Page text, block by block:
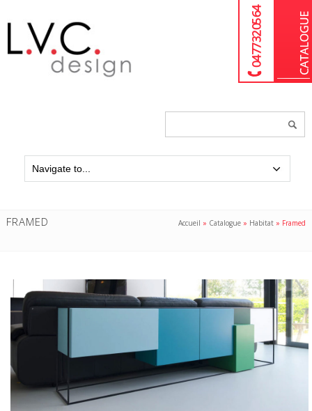
04 77 32 05 64
FRAMED Accueil » Catalogue » Habitat » Framed